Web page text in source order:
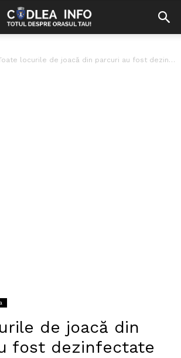
locurile de joacă din parcuri au fost dezinfectate
de joacă din
fost dezinfectate